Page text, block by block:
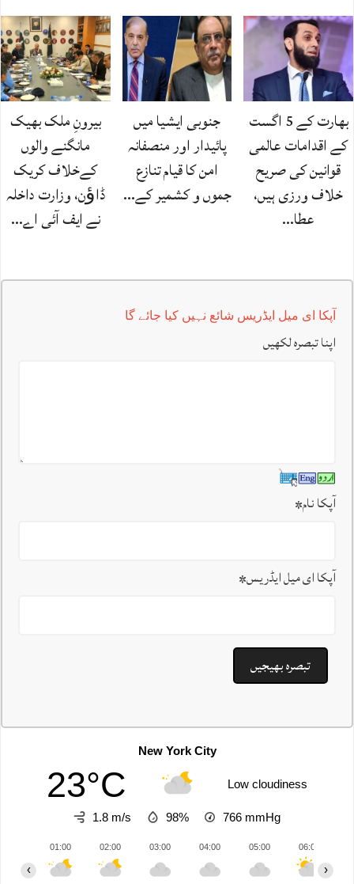
بھارت کے 5 اگست
کے اقدامات عالمی
قوانین کی صریح
خلاف ورزی ہیں،
عطا…
جنوبی ایشیا میں
پائیدار اور منصفانہ
امن کا قیام تنازع
جموں و کشمیر کے…
بیرونِ ملک بھیک
مانگنے والوں
کےخلاف کریک
ڈاﺅن، وزارت داخلہ
نے ایف آئی اے…
آپکا ای میل ایڈریس شائع نہیں کیا جائے گا
اپنا تبصرہ لکھیں
آپکا نام*
آپکا ای میل ایڈریس*
New York City
23°C Low cloudiness
1.8 m/s 98% 766 mmHg
01:00 02:00 03:00 04:00 05:00 06:00
‹ ›